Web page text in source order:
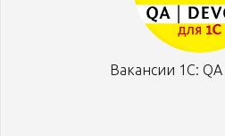
Вакансии 1С: